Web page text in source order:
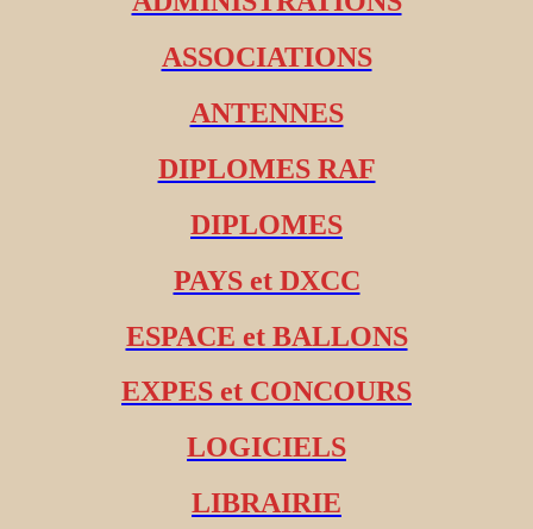
ASSOCIATIONS
ANTENNES
DIPLOMES RAF
DIPLOMES
PAYS et DXCC
ESPACE et BALLONS
EXPES et CONCOURS
LOGICIELS
LIBRAIRIE